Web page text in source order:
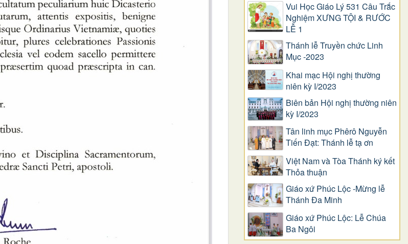
Vui Học Giáo Lý 531 Câu Trắc
Nghiệm XƯNG TỘI & RƯỚC
LỄ 1
Thánh lễ Truyền chức Linh
Mục -2023
Khai mạc Hội nghị thường
niên kỳ I/2023
Biên bản Hội nghị thường niên
kỳ I/2023
Tân linh mục Phêrô Nguyễn
Tiến Đạt: Thánh lễ tạ ơn
Việt Nam và Tòa Thánh ký kết
Thỏa thuận
Giáo xứ Phúc Lộc -Mừng lễ
Thánh Đa Minh
Giáo xứ Phúc Lộc: Lễ Chúa
Ba Ngôi